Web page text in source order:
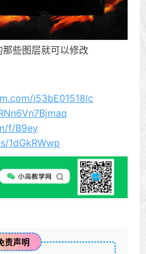
些图层就可以修改
i53bE01518lc
f/B9ey
1dGkRWwp
责声明